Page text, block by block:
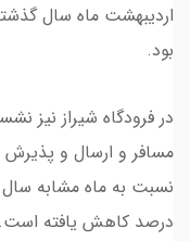
بود.
در فرودگاه شیراز نیز
مسافر و ارسال و
درصد کاهش یافته است.